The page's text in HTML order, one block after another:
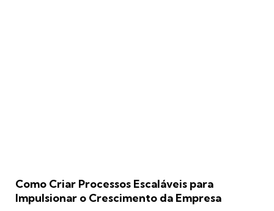
Como Criar Processos Escaláveis para
Impulsionar o Crescimento da Empresa